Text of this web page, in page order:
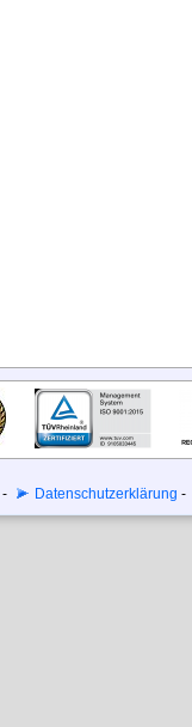
- Datenschutzerklärung -